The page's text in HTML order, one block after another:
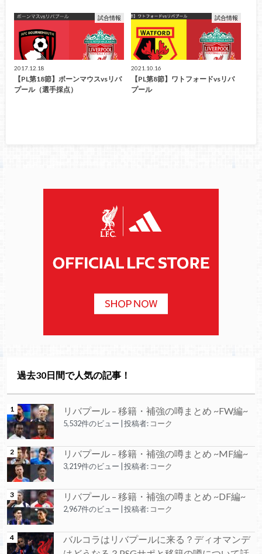
試合情報
2017.12.18
【PL第18節】ボーンマウスvsリバ
プール（選手採点）
試合情報
2021.10.16
【PL第8節】ワトフォードvsリバ
プール
過去30日間で人気の記事！
リバプール – 移籍・補強の噂まとめ ~FW編~
5,532件のビュー 投稿者: コーク
リバプール – 移籍・補強の噂まとめ ~MF編~
3,219件のビュー 投稿者: コーク
リバプール – 移籍・補強の噂まとめ ~DF編~
2,967件のビュー 投稿者: コーク
バルコラはリバプールに来る？ディオマンデ